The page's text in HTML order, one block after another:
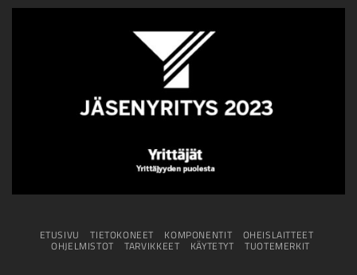
ETUSIVU TIETOKONEET KOMPONENTIT OHEISLAITTEET
OHJELMISTOT TARVIKKEET KÄYTETYT TUOTEMERKIT